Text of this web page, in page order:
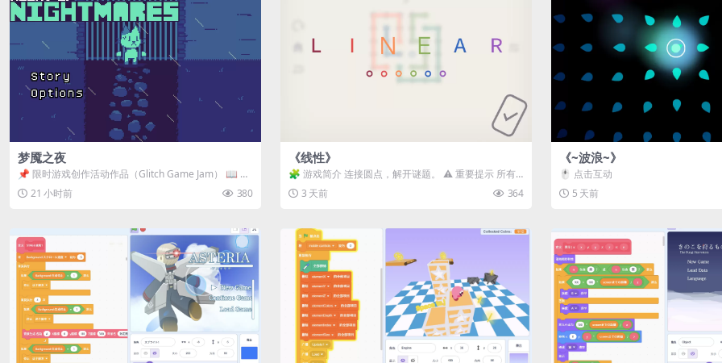
梦魇之夜
📌 限时游戏创作活动作品（Glitch Game Jam） 📖 故
事背景 怪物四...
21 小时前 380
《线性》
🧩 游戏简介 连接圆点，解开谜题。 ⚠️ 重要提示 所有
关卡均可通关，请确保使用...
3 天前 364
《~波浪~》
🖱️ 点击互动
5 天前